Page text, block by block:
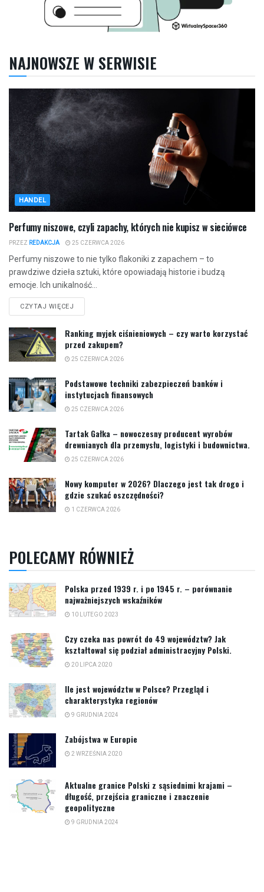
NAJNOWSZE W SERWISIE
HANDEL
Perfumy niszowe, czyli zapachy, których nie kupisz w sieciówce
PRZEZ REDAKCJA 25 CZERWCA 2026
Perfumy niszowe to nie tylko flakoniki z zapachem – to
prawdziwe dzieła sztuki, które opowiadają historie i budzą
emocje. Ich unikalność...
CZYTAJ WIĘCEJ
Ranking myjek ciśnieniowych – czy warto korzystać
przed zakupem?
25 CZERWCA 2026
Podstawowe techniki zabezpieczeń banków i
instytucjach finansowych
25 CZERWCA 2026
Tartak Gałka – nowoczesny producent wyrobów
drewnianych dla przemysłu, logistyki i budownictwa.
25 CZERWCA 2026
Nowy komputer w 2026? Dlaczego jest tak drogo i
gdzie szukać oszczędności?
1 CZERWCA 2026
POLECAMY RÓWNIEŻ
Polska przed 1939 r. i po 1945 r. – porównanie
najważniejszych wskaźników
10 LUTEGO 2023
Czy czeka nas powrót do 49 województw? Jak
kształtował się podział administracyjny Polski.
20 LIPCA 2020
Ile jest województw w Polsce? Przegląd i
charakterystyka regionów
9 GRUDNIA 2024
Zabójstwa w Europie
2 WRZEŚNIA 2020
Aktualne granice Polski z sąsiednimi krajami –
długość, przejścia graniczne i znaczenie
geopolityczne
9 GRUDNIA 2024